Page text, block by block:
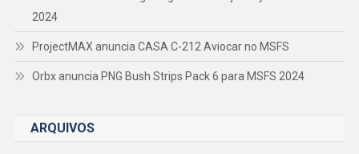
2024
ProjectMAX anuncia CASA C-212 Aviocar no MSFS
Orbx anuncia PNG Bush Strips Pack 6 para MSFS 2024
ARQUIVOS